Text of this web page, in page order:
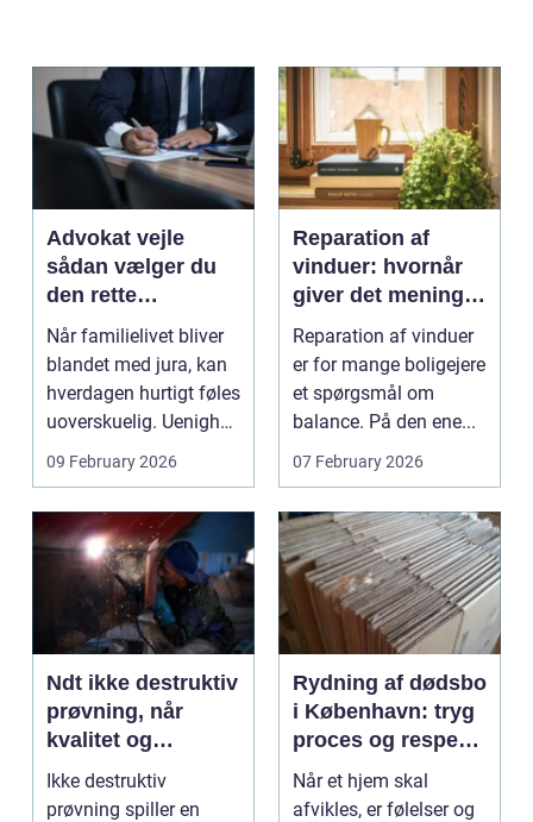
Advokat vejle
sådan vælger du
den rette
familieretsadvokat
Når familielivet bliver
blandet med jura, kan
hverdagen hurtigt føles
uoverskuelig. Uenighed
om børn...
09 February 2026
Reparation af
vinduer: hvornår
giver det mening,
og hvad skal du
vælge?
Reparation af vinduer
er for mange boligejere
et spørgsmål om
balance. På den ene...
07 February 2026
Ndt ikke destruktiv
prøvning, når
kvalitet og
sikkerhed er
afgørende
Ikke destruktiv
prøvning spiller en
Rydning af dødsbo
i København: tryg
proces og respekt
for boet
Når et hjem skal
afvikles, er følelser og